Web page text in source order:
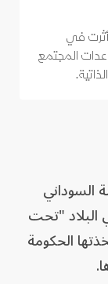
أثرت في
المجتمع
السوداني
البلاد "تحت
الحكومة